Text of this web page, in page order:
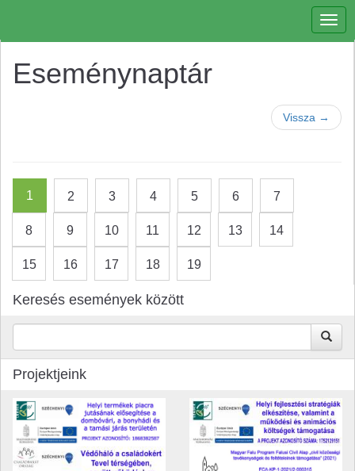
Eseménynaptár
Vissza →
1 2 3 4 5 6 7
8 9 10 11 12 13 14
15 16 17 18 19
Keresés események között
Projektjeink